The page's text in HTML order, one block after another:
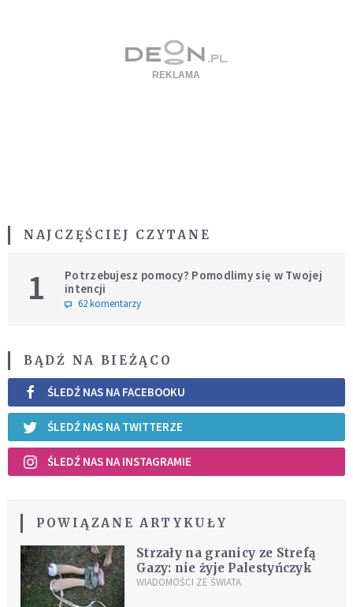
NAJCZĘŚCIEJ CZYTANE
1
Potrzebujesz pomocy? Pomodlimy się w Twojej
intencji
62 komentarzy
BĄDŹ NA BIEŻĄCO
ŚLEDŹ NAS NA FACEBOOKU
ŚLEDŹ NAS NA TWITTERZE
ŚLEDŹ NAS NA INSTAGRAMIE
POWIĄZANE ARTYKUŁY
Strzały na granicy ze Strefą
Gazy: nie żyje Palestyńczyk
WIADOMOŚCI ZE ŚWIATA